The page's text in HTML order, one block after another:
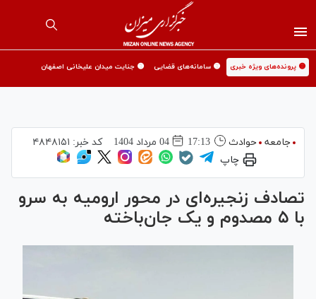
🟡 پرونده‌های ویژه خبری 🟡 سامانه‌های قضایی 🟡 جنایت میدان علیخانی اصفهان
جامعه حوادث 17:13 04 مرداد 1404 کد خبر: ۴۸۴۸۱۵۱
چاپ
تصادف زنجیره‌ای در محور ارومیه به سرو
با ۵ مصدوم و یک جان‌باخته